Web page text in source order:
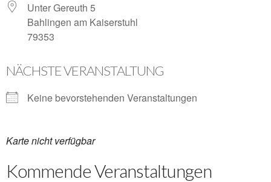
Unter Gereuth 5
Bahlingen am Kaiserstuhl
79353
NÄCHSTE VERANSTALTUNG
Keine bevorstehenden Veranstaltungen
Karte nicht verfügbar
Kommende Veranstaltungen